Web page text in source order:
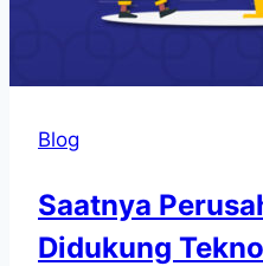
Blog
Saatnya
Didukung